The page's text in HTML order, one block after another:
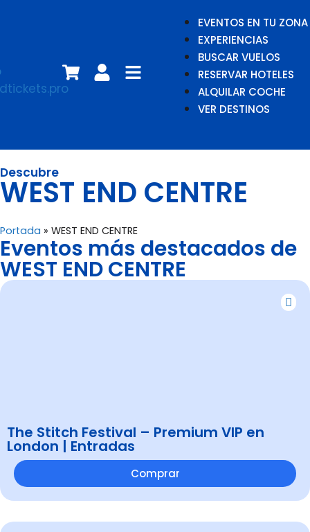
EVENTOS EN TU ZONA
EXPERIENCIAS
BUSCAR VUELOS
RESERVAR HOTELES
ALQUILAR COCHE
VER DESTINOS
Descubre
WEST END CENTRE
Portada » WEST END CENTRE
Eventos más destacados de
WEST END CENTRE
The Stitch Festival – Premium VIP en
London | Entradas
Comprar